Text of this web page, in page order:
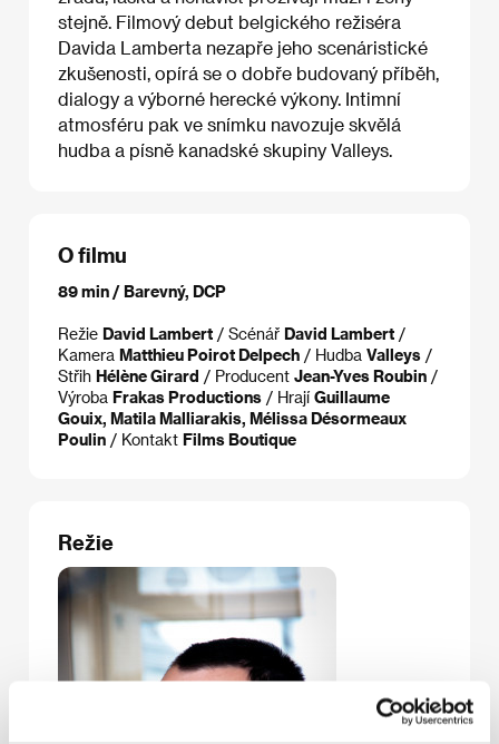
stejně. Filmový debut belgického režiséra
Davida Lamberta nezapře jeho scenáristické
zkušenosti, opírá se o dobře budovaný příběh,
dialogy a výborné herecké výkony. Intimní
atmosféru pak ve snímku navozuje skvělá
hudba a písně kanadské skupiny Valleys.
O filmu
89 min / Barevný, DCP
Režie David Lambert / Scénář David Lambert /
Kamera Matthieu Poirot Delpech / Hudba Valleys /
Střih Hélène Girard / Producent Jean-Yves Roubin /
Výroba Frakas Productions / Hrají Guillaume
Gouix, Matila Malliarakis, Mélissa Désormeaux
Poulin / Kontakt Films Boutique
Režie